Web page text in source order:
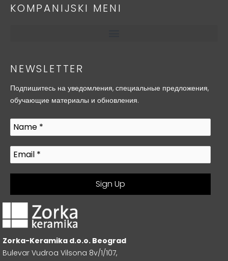
KOMPANIJSKI MENI
NEWSLETTER
Подпишитесь на уведомления, специальные предложения,
обучающие материалы и обновления.
Zorka-Keramika d.o.o. Beograd
Bulevar Vudroa Vilsona 8v/1/107,